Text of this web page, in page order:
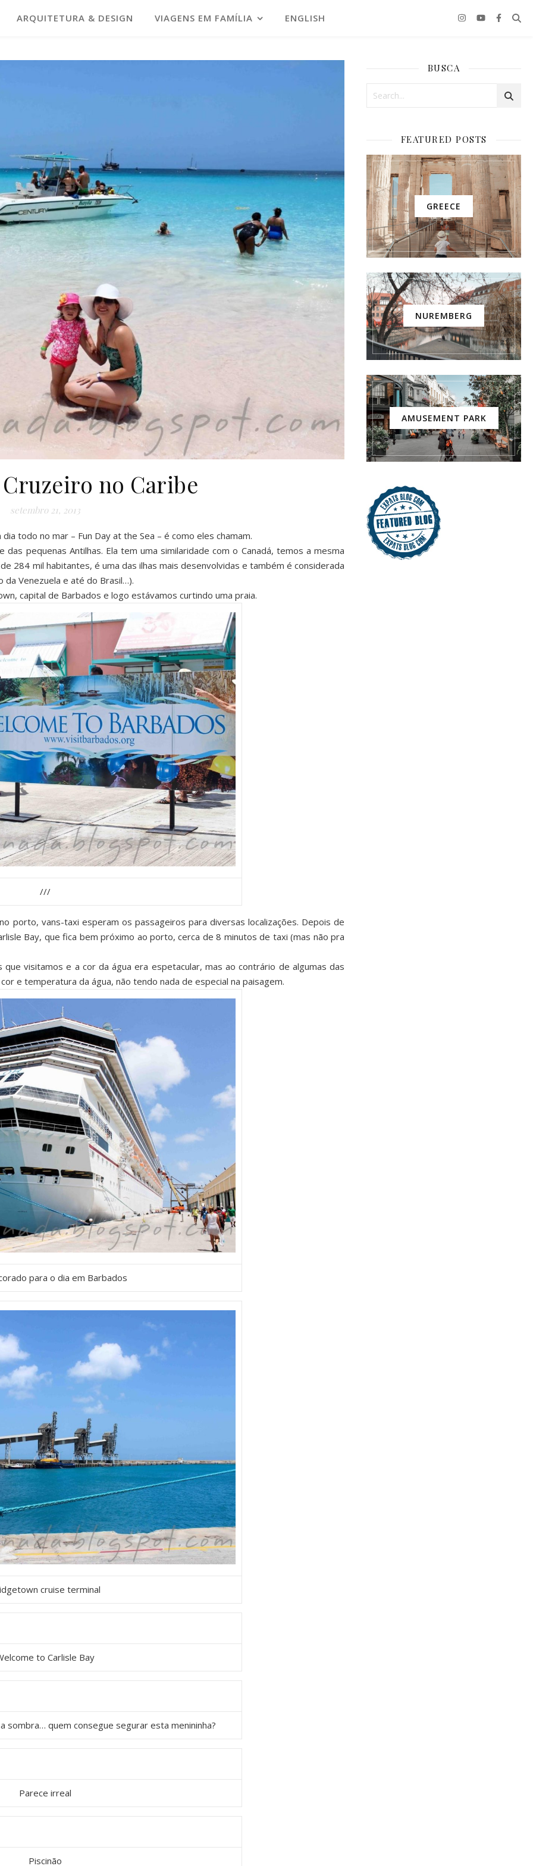
ARQUITETURA & DESIGN VIAGENS EM FAMÍLIA ENGLISH
no Caribe
setembro 21, 2013
todo no mar – Fun Day at the Sea – é como eles chamam.
pequenas Antilhas. Ela tem uma similaridade com o Canadá, temos a mesma
284 mil habitantes, é uma das ilhas mais desenvolvidas e também é considerada
Venezuela e até do Brasil…).
capital de Barbados e logo estávamos curtindo uma praia.
///
porto, vans-taxi esperam os passageiros para diversas localizações. Depois de
Bay, que fica bem próximo ao porto, cerca de 8 minutos de taxi (mas não pra
visitamos e a cor da água era espetacular, mas ao contrário de algumas das
e temperatura da água, não tendo nada de especial na paisagem.
para o dia em Barbados
cruise terminal
to Carlisle Bay
sombra… quem consegue segurar esta menininha?
Parece irreal
Piscinão
BUSCA
FEATURED POSTS
GREECE
NUREMBERG
AMUSEMENT PARK